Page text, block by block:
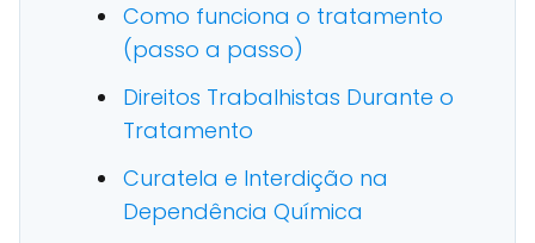
Como funciona o tratamento
(passo a passo)
Direitos Trabalhistas Durante o
Tratamento
Curatela e Interdição na
Dependência Química